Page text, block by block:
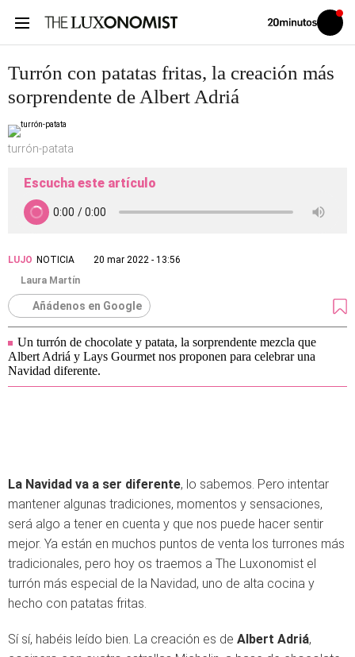
Volver
Iniciar
sesión
Turrón con patatas fritas, la creación más
sorprendente de Albert Adriá
turrón-patata
Escucha este artículo
LUJO NOTICIA
20 mar 2022 - 13:56
Laura Martín
Añádenos en Google
Un turrón de chocolate y patata, la sorprendente mezcla que
Albert Adriá y Lays Gourmet nos proponen para celebrar una
Navidad diferente.
La Navidad va a ser diferente, lo sabemos. Pero intentar
mantener algunas tradiciones, momentos y sensaciones,
será algo a tener en cuenta y que nos puede hacer sentir
mejor. Ya están en muchos puntos de venta los turrones más
tradicionales, pero hoy os traemos a The Luxonomist el
turrón más especial de la Navidad, uno de alta cocina y
hecho con patatas fritas.
Sí sí, habéis leído bien. La creación es de Albert Adriá,